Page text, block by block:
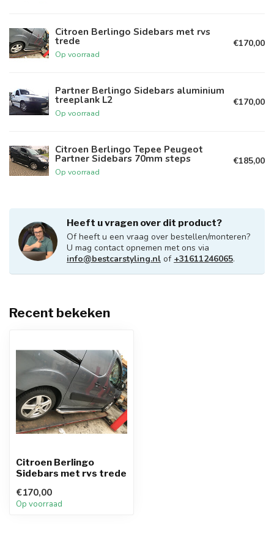
Citroen Berlingo Sidebars met rvs
trede
Op voorraad
€170,00
Partner Berlingo Sidebars aluminium
treeplank L2
Op voorraad
€170,00
Citroen Berlingo Tepee Peugeot
Partner Sidebars 70mm steps
Op voorraad
€185,00
Heeft u vragen over dit product?
Of heeft u een vraag over bestellen/monteren?
U mag contact opnemen met ons via
info@bestcarstyling.nl of +31611246065.
Recent bekeken
Citroen Berlingo
Sidebars met rvs trede
€170,00
Op voorraad